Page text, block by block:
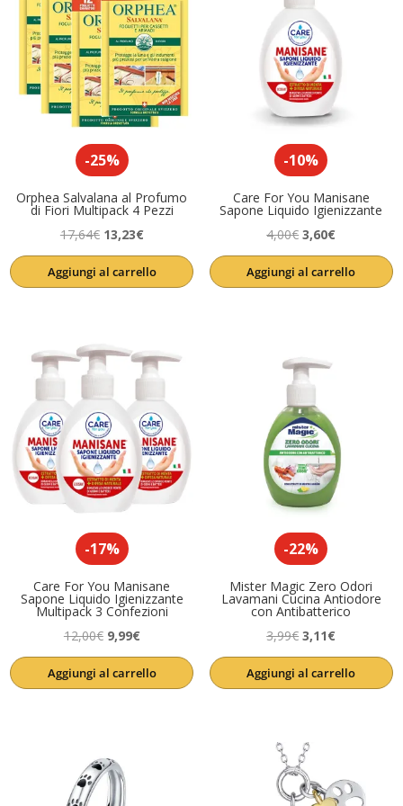
-25%
Orphea Salvalana al Profumo
di Fiori Multipack 4 Pezzi
17,64€ Il
prezzo
originale
13,23€Il
prezzo
attuale
Aggiungi al carrello
-10%
Care For You Manisane
Sapone Liquido Igienizzante
4,00€ Il
prezzo
originale
3,60€Il
prezzo
attuale
Aggiungi al carrello
-17%
Care For You Manisane
Sapone Liquido Igienizzante
Multipack 3 Confezioni
12,00€ Il
prezzo
originale
9,99€Il
prezzo
attuale
Aggiungi al carrello
-22%
Mister Magic Zero Odori
Lavamani Cucina Antiodore
con Antibatterico
3,99€ Il
prezzo
originale
3,11€Il
prezzo
attuale
Aggiungi al carrello